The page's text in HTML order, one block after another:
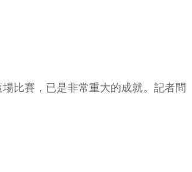
比賽，已是非常重大的成就。記者問